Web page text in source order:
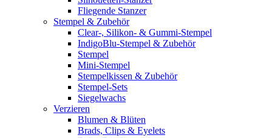
Fliegende Stanzer
Stempel & Zubehör
Clear-, Silikon- & Gummi-Stempel
IndigoBlu-Stempel & Zubehör
Stempel
Mini-Stempel
Stempelkissen & Zubehör
Stempel-Sets
Siegelwachs
Verzieren
Blumen & Blüten
Brads, Clips & Eyelets